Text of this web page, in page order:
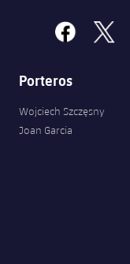
facebook
x
Porteros
Wojciech Szczęsny
Joan Garcia